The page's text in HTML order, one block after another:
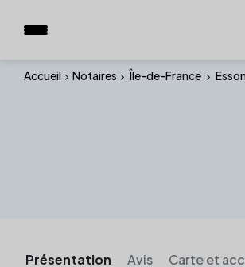
Accueil Notaires Île-de-France
Présentation Avis Carte et